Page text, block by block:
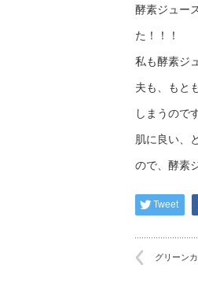
酵素ジュー
た！！！
私も酵素ジ
夫も、もと
しまうので
肌に良い、
ので、酵素
Tweet
グリーン